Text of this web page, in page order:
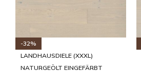
-30%
LANDHAUSDIELE (XXXL)
NATURGEÖLT EINGEFÄRBT